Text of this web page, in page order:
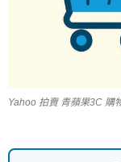
Yahoo 拍賣 青蘋果3C 購